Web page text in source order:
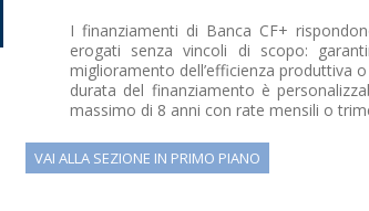
I finanziamenti di Banca CF+
erogati senza vincoli di scopo:
miglioramento dell’efficienza produttiva
durata del finanziamento è
massimo di 8 anni con rate mensili o
VAI ALLA SEZIONE IN PRIMO PIANO